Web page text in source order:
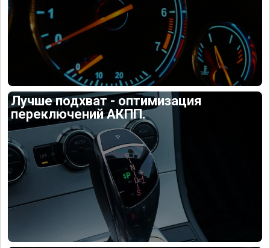
Лучше подхват - оптимизация
переключений АКПП.